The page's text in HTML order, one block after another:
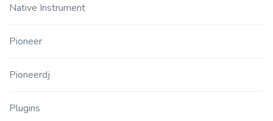
Native Instrument
Pioneer
Pioneerdj
Plugins